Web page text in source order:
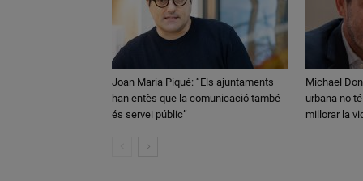
Joan Maria Piqué: “Els ajuntaments
han entès que la comunicació també
és servei públic”
Michael
urbana no
millorar la